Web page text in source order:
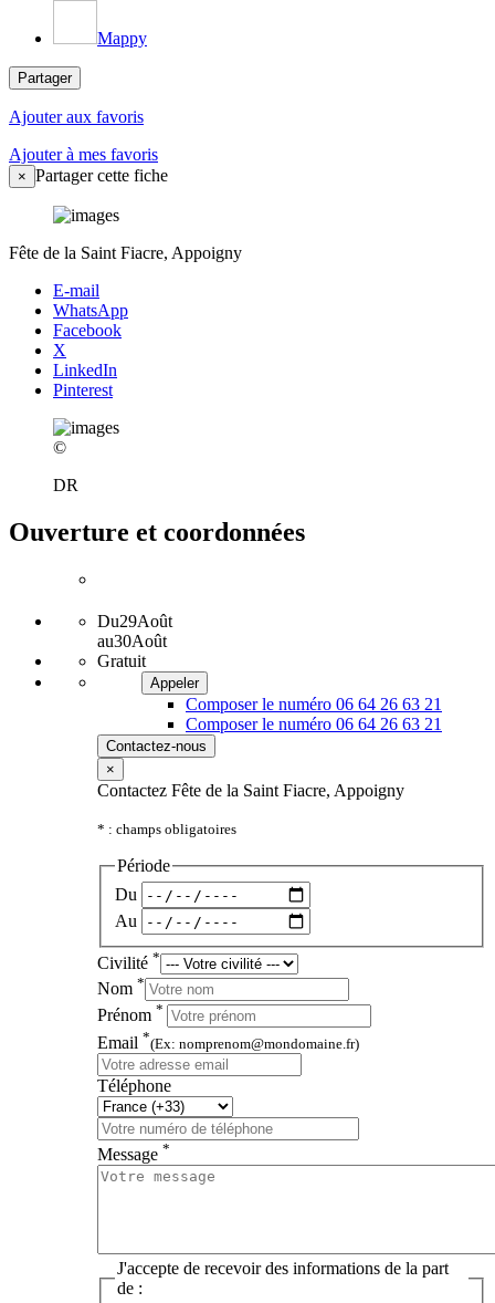
Mappy
Partager
Ajouter aux favoris
Ajouter à mes favoris
× Partager cette fiche
Fête de la Saint Fiacre, Appoigny
E-mail
WhatsApp
Facebook
X
LinkedIn
Pinterest
©
DR
Ouverture et coordonnées
Du29Août
au30Août
Gratuit
Appeler
Composer le numéro 06 64 26 63 21
Composer le numéro 06 64 26 63 21
Contactez-nous
×
Contactez Fête de la Saint Fiacre, Appoigny
* : champs obligatoires
Période
Du
Au
Civilité *
Nom *
Prénom *
Email *(Ex: nomprenom@mondomaine.fr)
Téléphone
Message *
J'accepte de recevoir des informations de la part
de :